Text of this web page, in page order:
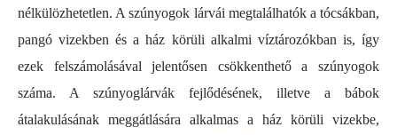
nélkülözhetetlen. A szúnyogok lárvái megtalálhatók a tócsákban,
pangó vizekben és a ház körüli alkalmi víztározókban is, így
ezek felszámolásával jelentősen csökkenthető a szúnyogok
száma. A szúnyoglárvák fejlődésének, illetve a bábok
átalakulásának meggátlására alkalmas a ház körüli vizekbe,